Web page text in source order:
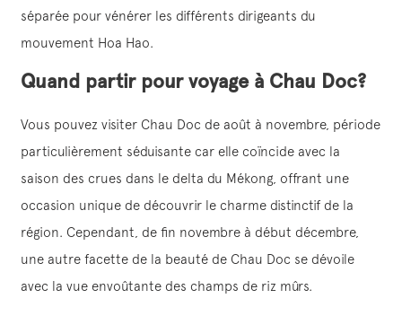
séparée pour vénérer les différents dirigeants du
mouvement Hoa Hao.
Quand partir pour voyage à Chau Doc?
Vous pouvez visiter Chau Doc de août à novembre, période
particulièrement séduisante car elle coïncide avec la
saison des crues dans le delta du Mékong, offrant une
occasion unique de découvrir le charme distinctif de la
région. Cependant, de fin novembre à début décembre,
une autre facette de la beauté de Chau Doc se dévoile
avec la vue envoûtante des champs de riz mûrs.